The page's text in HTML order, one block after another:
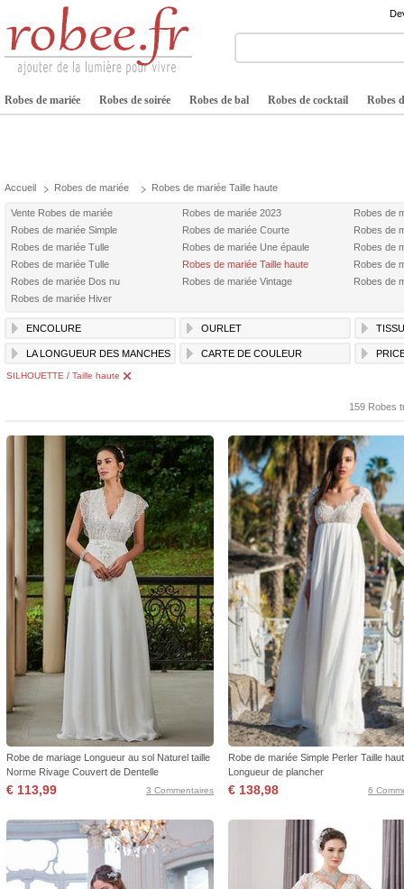
Robes de mariée Robes de soirée Robes de bal Robes de cocktail Robes
Accueil Robes de mariée Robes de mariée Taille haute
Vente Robes de mariée Robes de mariée 2023
Robes de
Robes de mariée Simple
Robes de mariée Courte
Robes de
Robes de mariée Tulle
Robes de mariée Une épaule
Robes de
Robes de mariée Tulle
Robes de mariée Taille haute
Robes de
Robes de mariée Dos nu
Robes de mariée Vintage
Robes de
Robes de mariée Hiver
ENCOLURE OURLET TISSU
LA LONGUEUR DES MANCHES CARTE DE COULEUR
SILHOUETTE / Taille haute
159 Robes
Robe de mariage Longueur au sol Naturel taille
Norme Rivage Couvert de Dentelle
€ 113,99 3 Commentaires
Robe de mariée Simple Perler Taille
Longueur de plancher
€ 138,98 6